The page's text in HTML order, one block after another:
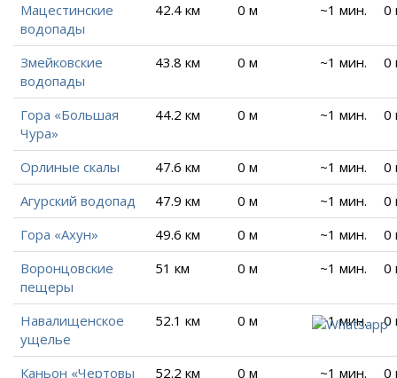
Мацестинские
водопады
42.4 км 0 м ~1 мин. 0
Змейковские
водопады
43.8 км 0 м ~1 мин. 0
Гора «Большая
Чура»
44.2 км 0 м ~1 мин. 0
Орлиные скалы 47.6 км 0 м ~1 мин.
0
Агурский водопад
47.9 км 0 м ~1 мин.
0
Гора «Ахун»
49.6 км 0 м ~1 мин.
0
Воронцовские
пещеры
51 км 0 м ~1 мин. 0
Навалищенское
ущелье
52.1 км 0 м ~1 мин. 0
Каньон «Чертовы 52.2 км 0 м ~1 мин. 0